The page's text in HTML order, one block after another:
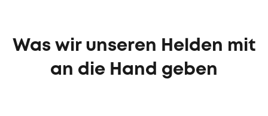
Was wir unseren Helden mit
an die Hand geben